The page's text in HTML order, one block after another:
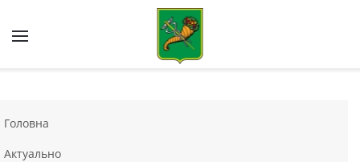
Skip to main content
Головна
Актуально